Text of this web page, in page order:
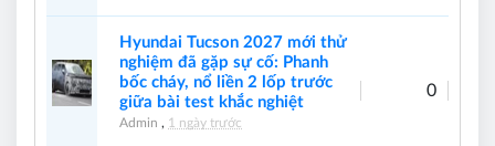
Hyundai Tucson 2027 mới thử
nghiệm đã gặp sự cố: Phanh
bốc cháy, nổ liền 2 lốp trước
giữa bài test khắc nghiệt
Admin , 1 ngày trước
0